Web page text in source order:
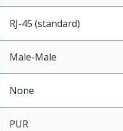
RJ-45 (standard)
Male-Male
None
PUR